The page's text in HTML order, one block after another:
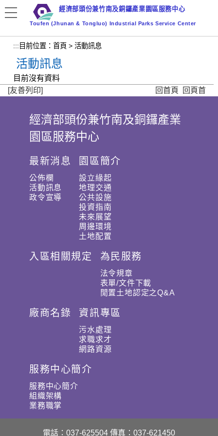
要
容
區
塊
經濟部頭份兼竹南及銅鑼產業園區服務中心
Toufen (Jhunan & Tongluo) Industrial Parks Service Center
::: 目前位置： 首頁 > 活動訊息
活動訊息
目前沒有資料
[友善列印]
回首頁 回頁首
:經濟部頭份兼竹南及銅鑼產業
園區服務中心
最新消息
公佈欄
活動訊息
政令宣導
園區簡介
設立緣起
地理交通
公共設施
投資指南
未來展望
周邊環境
土地配置
入區相關規定 為民服務
法令規章
表單/文件下載
閒置土地認定之Q&A
廠商名錄 資訊專區
污水處理
求職求才
網路資源
服務中心簡介
服務中心簡介
組織架構
業務職掌
電話：037-625504 傳真：037-621450